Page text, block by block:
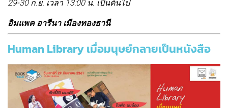
29-30 ก.ย. เวลา 13:00 น. เป็นต้นไป
อิมแพค อารีนา เมืองทองธานี
Human Library เมื่อมนุษย์กลายเป็นหนังสือ